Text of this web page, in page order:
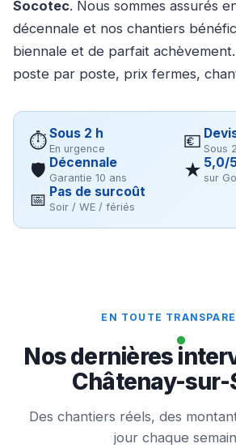
Socotec. Nous sommes assurés
décennale et nos chantiers
biennale et de parfait
poste par poste, prix fermes,
⏱Sous 2 h
En urgence 💶 Sous
🛡 Décennale
Garantie 10 ans ★ 5,0/
sur
📅 Pas de surcoût
Soir / WE / fériés
EN TOUTE
Nos dernières
Châtenay-sur-
Des chantiers réels, des
jour chaque